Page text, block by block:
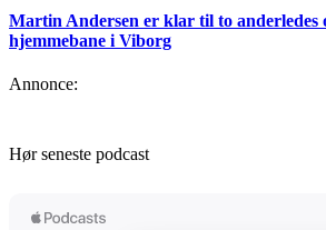
Martin Andersen er klar til to anderledes
hjemmebane i Viborg
Annonce:
Hør seneste podcast